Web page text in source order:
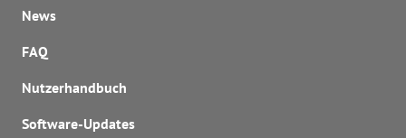
News
FAQ
Nutzerhandbuch
Software-Updates